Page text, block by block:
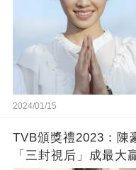
2024/01/15
TVB頒獎禮2023：陳
「三封視后」成最大